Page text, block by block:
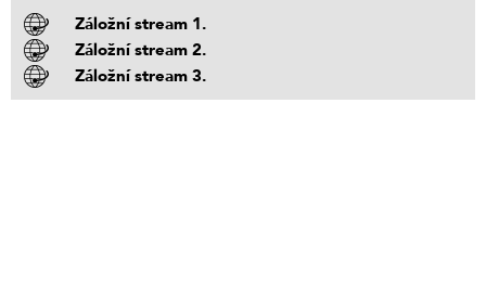
Záložní stream 1.
Záložní stream 2.
Záložní stream 3.